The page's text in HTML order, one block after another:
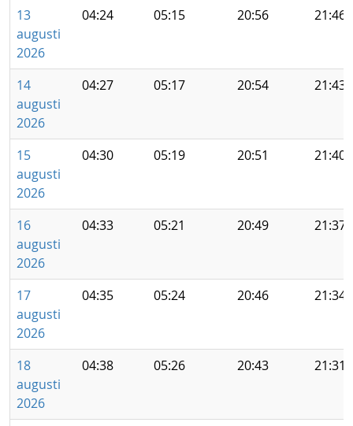
13
augusti
2026
04:24 05:15 20:56 21:46
14
augusti
2026
04:27 05:17 20:54 21:43
15
augusti
2026
04:30 05:19 20:51 21:40
16
augusti
2026
04:33 05:21 20:49 21:37
17
augusti
2026
04:35 05:24 20:46 21:34
18
augusti
2026
04:38 05:26 20:43 21:31